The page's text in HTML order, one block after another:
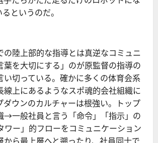
というのだ。
の陸上部的な指導とは真逆なコミュニ
葉を大切にする」のが原監督の指導の
い切っている。確かに多くの体育会系
線上にあるようなスポ魂的会社組織に
ダウンのカルチャーは根強い。トップ
一般社員と言う「命令」「指示」の
ワー」的フローをコミュニケーション